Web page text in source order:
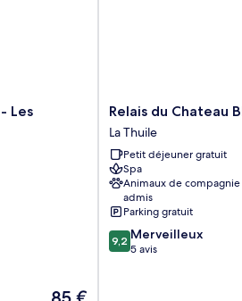
Les
Le
Relais
du
Chateau
Blanc
La
Thuile
Relais du Chateau
La Thuile
Petit déjeuner gratuit
Spa
Animaux de compagnie
admis
Parking gratuit
9.2
sur
9,2 Merveilleux
5 avis